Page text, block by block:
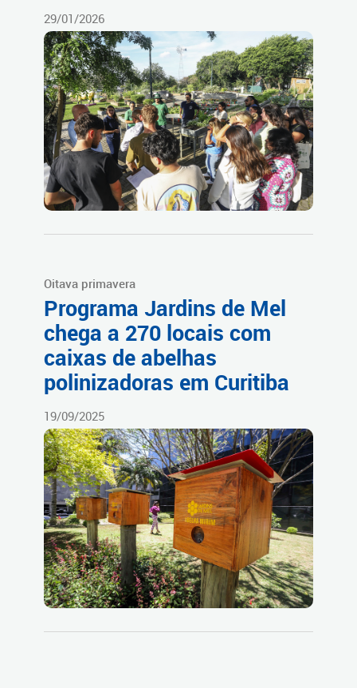
29/01/2026
Oitava primavera
Programa Jardins de Mel
chega a 270 locais com
caixas de abelhas
polinizadoras em Curitiba
19/09/2025